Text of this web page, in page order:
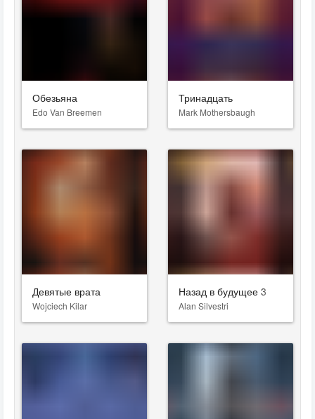
Обезьяна
Edo Van Breemen
Тринадцать
Mark Mothersbaugh
Девятые врата
Wojciech Kilar
Назад в будущее 3
Alan Silvestri